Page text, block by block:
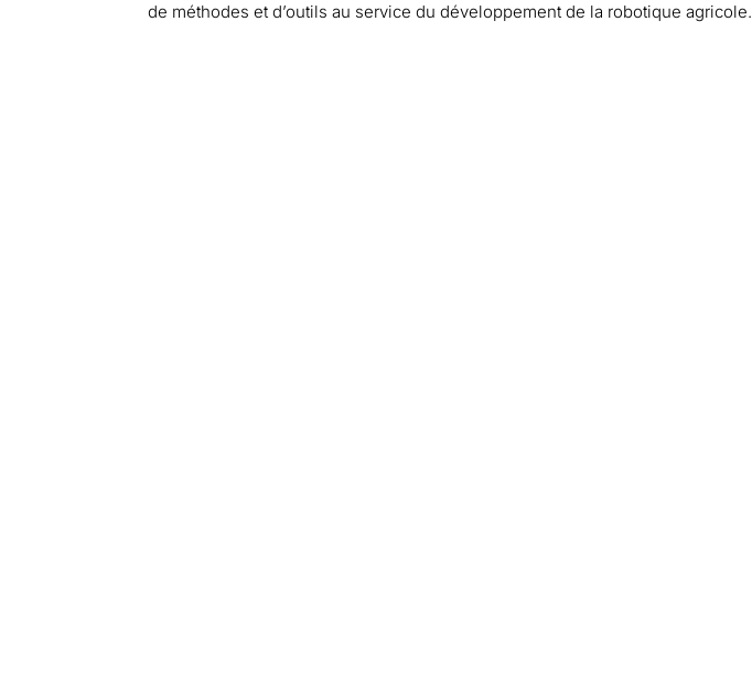
de méthodes et d’outils au service du développement de la robotique agricole.